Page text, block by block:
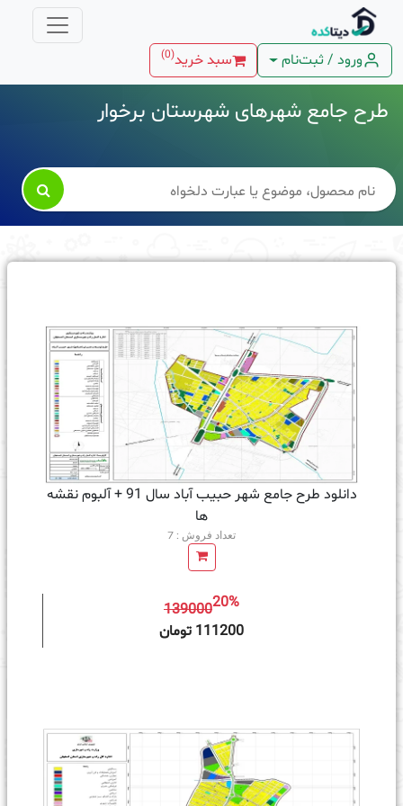
ورود / ثبت‌نام سبد خرید(
0
)
طرح جامع شهرهای شهرستان برخوار

دانلود طرح جامع شهر حبیب آباد سال 91 + آلبوم نقشه
ها
تعداد فروش : 7
13900020%
111200 تومان